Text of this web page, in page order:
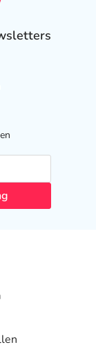
der
nicht
werden.
aus der
lokale
Eine
im
von